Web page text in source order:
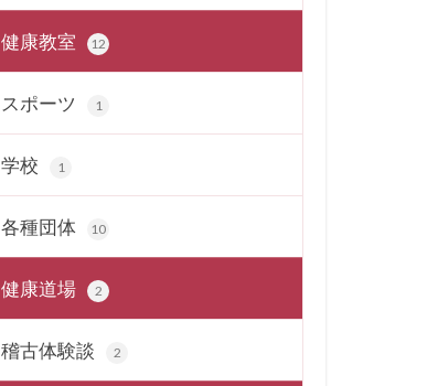
健康教室 12
スポーツ 1
学校 1
各種団体 10
健康道場 2
稽古体験談 2